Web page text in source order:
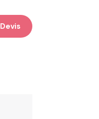
Devis